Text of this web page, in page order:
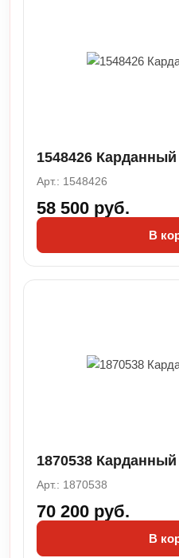
1548426
Арт.: 1548426
58 500 руб.
В
1870538
Арт.: 1870538
70 200 руб.
В